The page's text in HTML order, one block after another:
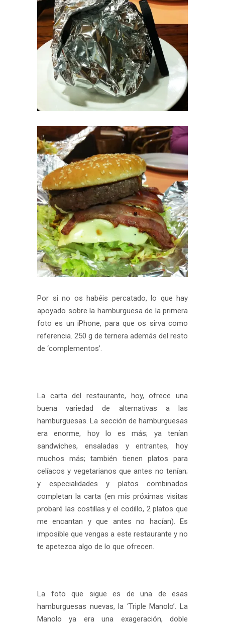
Por si no os habéis percatado, lo que hay
apoyado sobre la hamburguesa de la primera
foto es un iPhone, para que os sirva como
referencia. 250 g de ternera además del resto
de ‘complementos’.
La carta del restaurante, hoy, ofrece una
buena variedad de alternativas a las
hamburguesas. La sección de hamburguesas
era enorme, hoy lo es más; ya tenían
sandwiches, ensaladas y entrantes, hoy
muchos más; también tienen platos para
celíacos y vegetarianos que antes no tenían;
y especialidades y platos combinados
completan la carta (en mis próximas visitas
probaré las costillas y el codillo, 2 platos que
me encantan y que antes no hacían). Es
imposible que vengas a este restaurante y no
te apetezca algo de lo que ofrecen.
La foto que sigue es de una de esas
hamburguesas nuevas, la ‘Triple Manolo’. La
Manolo ya era una exageración, doble